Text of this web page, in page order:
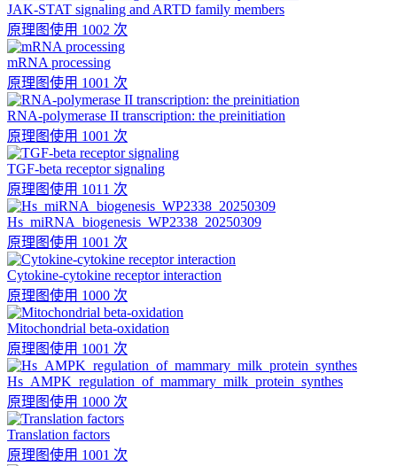
JAK-STAT signaling and ARTD family members
原理图使用 1002 次
mRNA processing
原理图使用 1001 次
RNA-polymerase II transcription: the preinitiation
原理图使用 1001 次
TGF-beta receptor signaling
原理图使用 1011 次
Hs_miRNA_biogenesis_WP2338_20250309
原理图使用 1001 次
Cytokine-cytokine receptor interaction
原理图使用 1000 次
Mitochondrial beta-oxidation
原理图使用 1001 次
Hs_AMPK_regulation_of_mammary_milk_protein_synthes
原理图使用 1000 次
Translation factors
原理图使用 1001 次